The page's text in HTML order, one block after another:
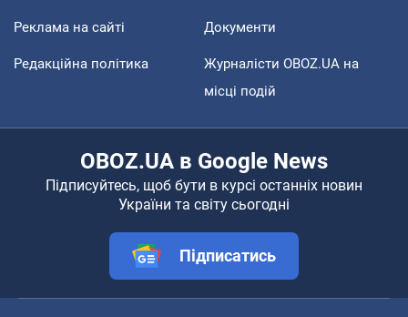
Реклама на сайті Документи
Редакційна політика
Журналісти OBOZ.UA на
місці подій
OBOZ.UA в Google News
Підписуйтесь, щоб бути в курсі останніх новин
України та світу сьогодні
Підписатись